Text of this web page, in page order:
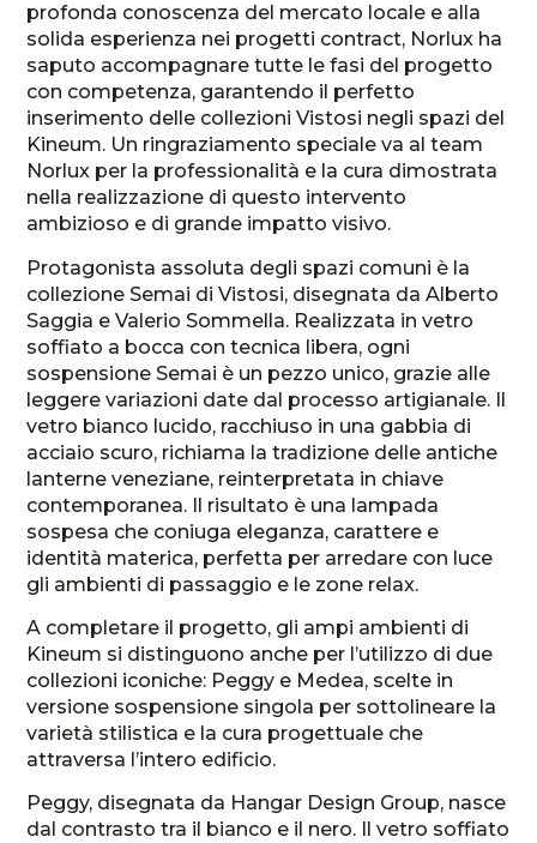
profonda conoscenza del mercato locale e alla
solida esperienza nei progetti contract, Norlux ha
saputo accompagnare tutte le fasi del progetto
con competenza, garantendo il perfetto
inserimento delle collezioni Vistosi negli spazi del
Kineum. Un ringraziamento speciale va al team
Norlux per la professionalità e la cura dimostrata
nella realizzazione di questo intervento
ambizioso e di grande impatto visivo.
Protagonista assoluta degli spazi comuni è la
collezione Semai di Vistosi, disegnata da Alberto
Saggia e Valerio Sommella. Realizzata in vetro
soffiato a bocca con tecnica libera, ogni
sospensione Semai è un pezzo unico, grazie alle
leggere variazioni date dal processo artigianale. Il
vetro bianco lucido, racchiuso in una gabbia di
acciaio scuro, richiama la tradizione delle antiche
lanterne veneziane, reinterpretata in chiave
contemporanea. Il risultato è una lampada
sospesa che coniuga eleganza, carattere e
identità materica, perfetta per arredare con luce
gli ambienti di passaggio e le zone relax.
A completare il progetto, gli ampi ambienti di
Kineum si distinguono anche per l’utilizzo di due
collezioni iconiche: Peggy e Medea, scelte in
versione sospensione singola per sottolineare la
varietà stilistica e la cura progettuale che
attraversa l’intero edificio.
Peggy, disegnata da Hangar Design Group, nasce
dal contrasto tra il bianco e il nero. Il vetro soffiato